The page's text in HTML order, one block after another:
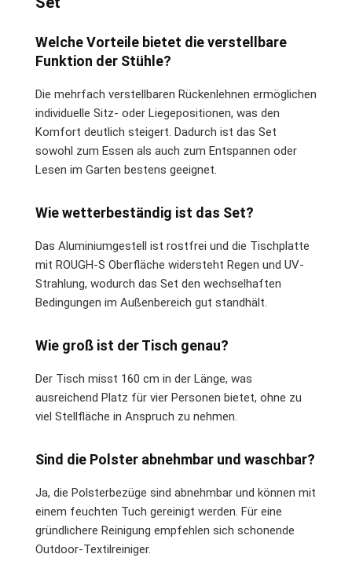
Welche Vorteile bietet die verstellbare
Funktion der Stühle?
Die mehrfach verstellbaren Rückenlehnen ermöglichen
individuelle Sitz- oder Liegepositionen, was den
Komfort deutlich steigert. Dadurch ist das Set
sowohl zum Essen als auch zum Entspannen oder
Lesen im Garten bestens geeignet.
Wie wetterbeständig ist das Set?
Das Aluminiumgestell ist rostfrei und die Tischplatte
mit ROUGH-S Oberfläche widersteht Regen und UV-
Strahlung, wodurch das Set den wechselhaften
Bedingungen im Außenbereich gut standhält.
Wie groß ist der Tisch genau?
Der Tisch misst 160 cm in der Länge, was
ausreichend Platz für vier Personen bietet, ohne zu
viel Stellfläche in Anspruch zu nehmen.
Sind die Polster abnehmbar und waschbar?
Ja, die Polsterbezüge sind abnehmbar und können mit
einem feuchten Tuch gereinigt werden. Für eine
gründlichere Reinigung empfehlen sich schonende
Outdoor-Textilreiniger.